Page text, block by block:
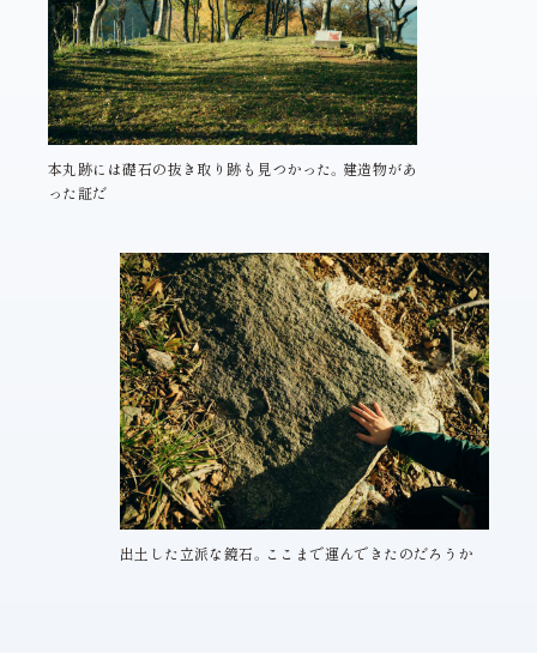
本丸跡には礎石の抜き取り跡も見つかった。建造物があ
った証だ
出土した立派な鏡石。ここまで運んできたのだろうか